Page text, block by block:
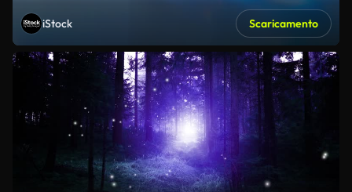
iStock Scaricamento